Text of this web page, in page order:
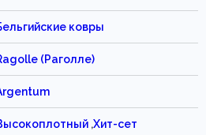
ковры
(Раголле)
,Хит-сет